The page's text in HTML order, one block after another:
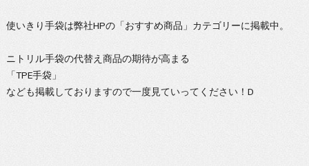
使いきり手袋は弊社HPの「おすすめ商品」カテゴリーに掲載中。
ニトリル手袋の代替え商品の期待が高まる
「TPE手袋」
なども掲載しておりますので一度見ていってください！D